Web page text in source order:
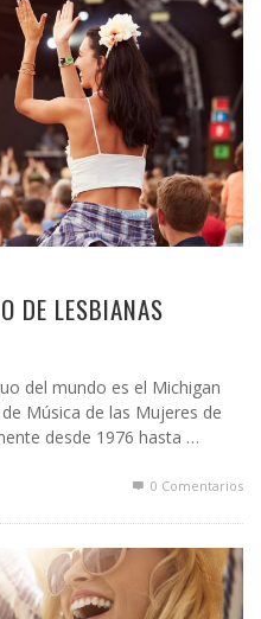
DE LESBIANAS
del mundo es el Michigan
Música de las Mujeres de
desde 1976 hasta …
0 Comentarios